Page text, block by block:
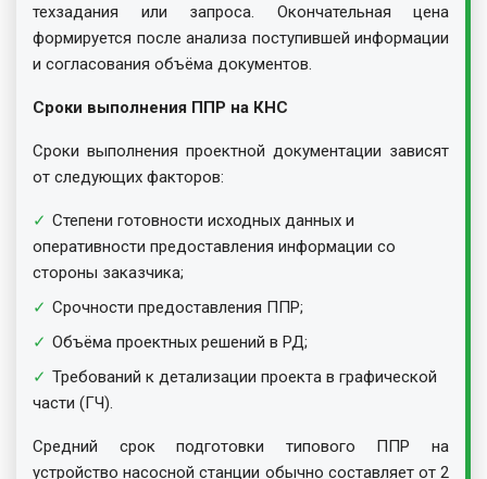
техзадания или запроса. Окончательная цена
формируется после анализа поступившей информации
и согласования объёма документов.
Сроки выполнения ППР на КНС
Сроки выполнения проектной документации зависят
от следующих факторов:
Степени готовности исходных данных и
оперативности предоставления информации со
стороны заказчика;
Срочности предоставления ППР;
Объёма проектных решений в РД;
Требований к детализации проекта в графической
части (ГЧ).
Средний срок подготовки типового ППР на
устройство насосной станции обычно составляет от 2